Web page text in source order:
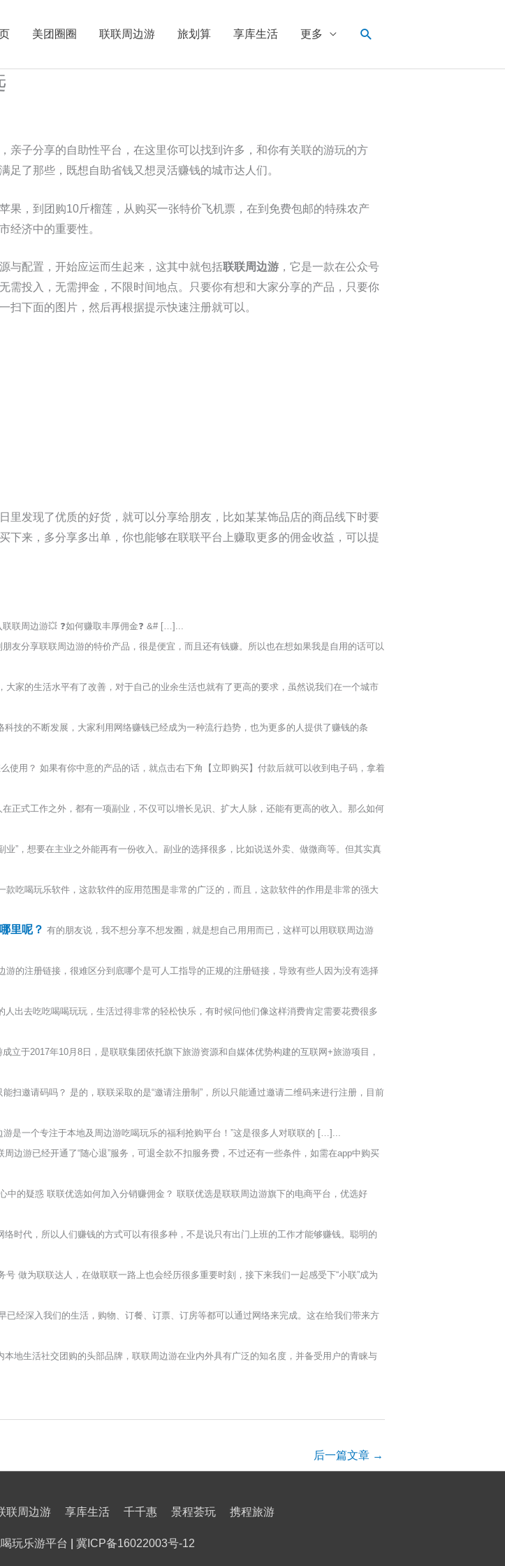
美团圈圈 联联周边游 旅划算 享库生活 更多
搜
亲子分享的自助性平台，在这里你可以找到许多，和你有关联的游玩的方
了那些，既想自助省钱又想灵活赚钱的城市达人们。
果，到团购10斤榴莲，从购买一张特价飞机票，在到免费包邮的特殊农产
经济中的重要性。
与配置，开始应运而生起来，这其中就包括联联周边游 ，它是一款在公众号
需投入，无需押金，不限时间地点。只要你有想和大家分享的产品，只要你
下面的图片，然后再根据提示快速注册就可以。
里发现了优质的好货，就可以分享给朋友，比如某某饰品店的商品线下时要
下来，多分享多出单，你也能够在联联平台上赚取更多的佣金收益，可以提
联周边游💥 ❓如何赚取丰厚佣金❓ &# […]...
朋友分享联联周边游的特价产品，很是便宜，而且还有钱赚。所以也在想如果我是自用的话可以
大家的生活水平有了改善，对于自己的业余生活也就有了更高的要求，虽然说我们在一个城市
科技的不断发展，大家利用网络赚钱已经成为一种流行趋势，也为更多的人提供了赚钱的条
使用？ 如果有你中意的产品的话，就点击右下角【立即购买】付款后就可以收到电子码，拿着
在正式工作之外，都有一项副业，不仅可以增长见识、扩大人脉，还能有更高的收入。那么如何
业”，想要在主业之外能再有一份收入。副业的选择很多，比如说送外卖、做微商等。但其实真
款吃喝玩乐软件，这款软件的应用范围是非常的广泛的，而且，这款软件的作用是非常的强大
里呢？ 有的朋友说，我不想分享不想发圈，就是想自己用用而已，这样可以用联联周边游
游的注册链接，很难区分到底哪个是可人工指导的正规的注册链接，导致有些人因为没有选择
人出去吃吃喝喝玩玩，生活过得非常的轻松快乐，有时候问他们像这样消费肯定需要花费很多
立于2017年10月8日，是联联集团依托旗下旅游资源和自媒体优势构建的互联网+旅游项目，
扫邀请码吗？ 是的，联联采取的是“邀请注册制”，所以只能通过邀请二维码来进行注册，目前
是一个专注于本地及周边游吃喝玩乐的福利抢购平台！”这是很多人对联联的 […]...
周边游已经开通了“随心退”服务，可退全款不扣服务费，不过还有一些条件，如需在app中购买
中的疑惑 联联优选如何加入分销赚佣金？ 联联优选是联联周边游旗下的电商平台，优选好
络时代，所以人们赚钱的方式可以有很多种，不是说只有出门上班的工作才能够赚钱。聪明的
号 做为联联达人，在做联联一路上也会经历很多重要时刻，接下来我们一起感受下“小联”成为
已经深入我们的生活，购物、订餐、订票、订房等都可以通过网络来完成。这在给我们带来方
本地生活社交团购的头部品牌，联联周边游在业内外具有广泛的知名度，并备受用户的青睐与
后一篇文章 →
联周边游 享库生活 千千惠 景程荟玩 携程旅游
玩乐游平台 冀ICP备16022003号-12